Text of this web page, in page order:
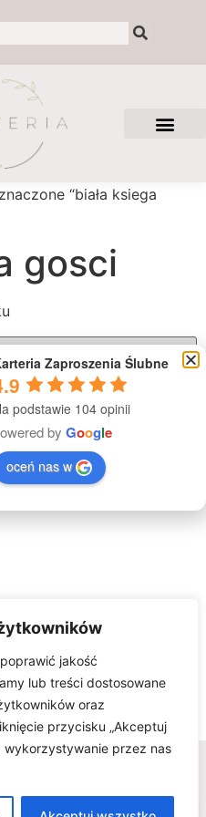
jakość
lub treści dostosowane
oraz
przycisku „Akceptuj
przez nas
“biała ksiega
gosci
© www.karteria.pl
zaproszeń ślubnych
Zaproszenia Ślubne
podstawie 104 opinii
by Google
oceń nas w